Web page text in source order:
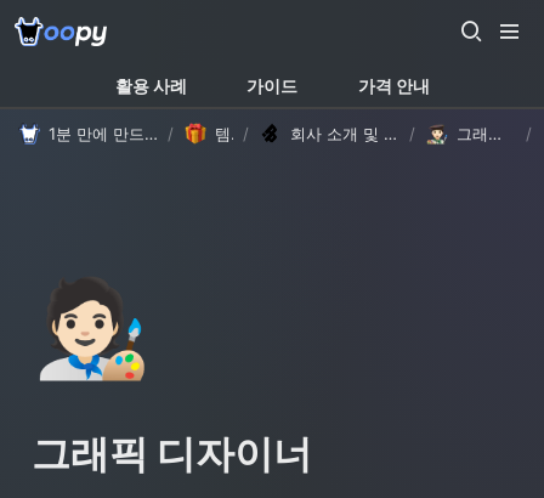
활용 사례 가이드 가격 안내
1분 만에 만드는 노션 웹사이트, 우피! / 템플릿 / 회사 소개 및 채용 페이지 템플릿 (with Oopy) / 그래픽 디자이너 /
🧑🏻‍🎨
그래픽 디자이너